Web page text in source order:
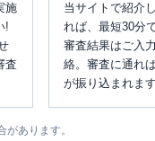
施
!
査
当サイトで紹介
れば、最短30分
審査結果はご入
絡。審査に通れ
が振り込まれます
あります。